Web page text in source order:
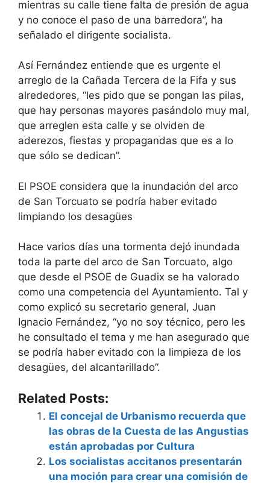
mientras su calle tiene falta de presión de agua
y no conoce el paso de una barredora”, ha
señalado el dirigente socialista.
Así Fernández entiende que es urgente el
arreglo de la Cañada Tercera de la Fifa y sus
alrededores, “les pido que se pongan las pilas,
que hay personas mayores pasándolo muy mal,
que arreglen esta calle y se olviden de
aderezos, fiestas y propagandas que es a lo
que sólo se dedican”.
El PSOE considera que la inundación del arco
de San Torcuato se podría haber evitado
limpiando los desagües
Hace varios días una tormenta dejó inundada
toda la parte del arco de San Torcuato, algo
que desde el PSOE de Guadix se ha valorado
como una competencia del Ayuntamiento. Tal y
como explicó su secretario general, Juan
Ignacio Fernández, “yo no soy técnico, pero les
he consultado el tema y me han asegurado que
se podría haber evitado con la limpieza de los
desagües, del alcantarillado”.
Related Posts:
El concejal de Urbanismo recuerda que
las obras de la Cuesta de las Angustias
están aprobadas por Cultura
Los socialistas accitanos presentarán
una moción para crear una comisión de